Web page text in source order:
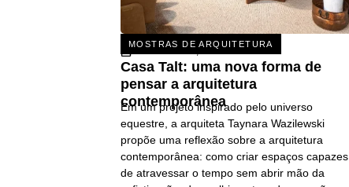
MOSTRAS DE ARQUITETURA
31 DE JULHO, 2026
Casa Talt: uma nova forma de
pensar a arquitetura
contemporânea
Em um projeto inspirado pelo universo
equestre, a arquiteta Taynara Wazilewski
propõe uma reflexão sobre a arquitetura
contemporânea: como criar espaços capazes
de atravessar o tempo sem abrir mão da